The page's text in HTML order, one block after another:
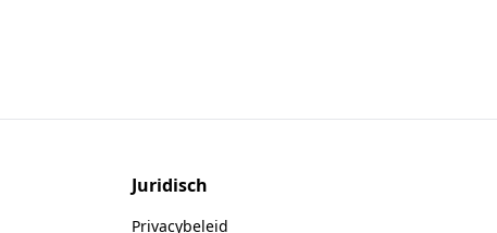
Juridisch
Privacybeleid